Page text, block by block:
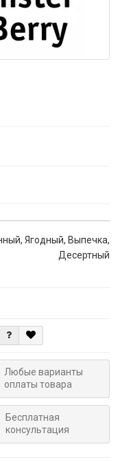
Ягодный, Выпечка,
Десертный
Любые варианты
оплаты товара
Бесплатная
консультация